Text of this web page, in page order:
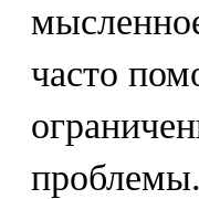
часто
проблемы.